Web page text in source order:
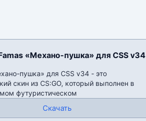
«Механо-пушка» для CSS v34
пушка» для CSS v34 - это
скин из CS:GO, который выполнен в
футуристическом
Скачать